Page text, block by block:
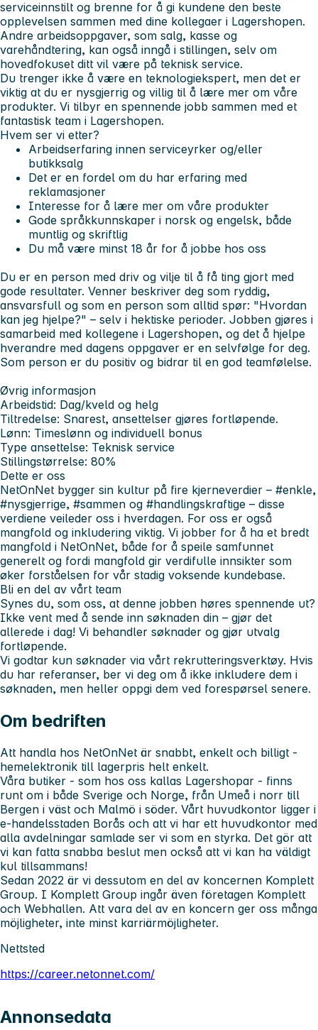
serviceinnstilt og brenne for å gi kundene den beste
opplevelsen sammen med dine kollegaer i Lagershopen.
Andre arbeidsoppgaver, som salg, kasse og
varehåndtering, kan også inngå i stillingen, selv om
hovedfokuset ditt vil være på teknisk service.
Du trenger ikke å være en teknologiekspert, men det er
viktig at du er nysgjerrig og villig til å lære mer om våre
produkter. Vi tilbyr en spennende jobb sammen med et
fantastisk team i Lagershopen.
Hvem ser vi etter?
Arbeidserfaring innen serviceyrker og/eller
butikksalg
Det er en fordel om du har erfaring med
reklamasjoner
Interesse for å lære mer om våre produkter
Gode språkkunnskaper i norsk og engelsk, både
muntlig og skriftlig
Du må være minst 18 år for å jobbe hos oss
Du er en person med driv og vilje til å få ting gjort med
gode resultater. Venner beskriver deg som ryddig,
ansvarsfull og som en person som alltid spør: "Hvordan
kan jeg hjelpe?" – selv i hektiske perioder. Jobben gjøres i
samarbeid med kollegene i Lagershopen, og det å hjelpe
hverandre med dagens oppgaver er en selvfølge for deg.
Som person er du positiv og bidrar til en god teamfølelse.
Øvrig informasjon
Arbeidstid: Dag/kveld og helg
Tiltredelse: Snarest, ansettelser gjøres fortløpende.
Lønn: Timeslønn og individuell bonus
Type ansettelse: Teknisk service
Stillingstørrelse: 80%
Dette er oss
NetOnNet bygger sin kultur på fire kjerneverdier – #enkle,
#nysgjerrige, #sammen og #handlingskraftige – disse
verdiene veileder oss i hverdagen. For oss er også
mangfold og inkludering viktig. Vi jobber for å ha et bredt
mangfold i NetOnNet, både for å speile samfunnet
generelt og fordi mangfold gir verdifulle innsikter som
øker forståelsen for vår stadig voksende kundebase.
Bli en del av vårt team
Synes du, som oss, at denne jobben høres spennende ut?
Ikke vent med å sende inn søknaden din – gjør det
allerede i dag! Vi behandler søknader og gjør utvalg
fortløpende.
Vi godtar kun søknader via vårt rekrutteringsverktøy. Hvis
du har referanser, ber vi deg om å ikke inkludere dem i
søknaden, men heller oppgi dem ved forespørsel senere.
Om bedriften
Att handla hos NetOnNet är snabbt, enkelt och billigt -
hemelektronik till lagerpris helt enkelt.
Våra butiker - som hos oss kallas Lagershopar - finns
runt om i både Sverige och Norge, från Umeå i norr till
Bergen i väst och Malmö i söder. Vårt huvudkontor ligger i
e-handelsstaden Borås och att vi har ett huvudkontor med
alla avdelningar samlade ser vi som en styrka. Det gör att
vi kan fatta snabba beslut men också att vi kan ha väldigt
kul tillsammans!
Sedan 2022 är vi dessutom en del av koncernen Komplett
Group. I Komplett Group ingår även företagen Komplett
och Webhallen. Att vara del av en koncern ger oss många
möjligheter, inte minst karriärmöjligheter.
Nettsted
https://career.netonnet.com/
Annonsedata